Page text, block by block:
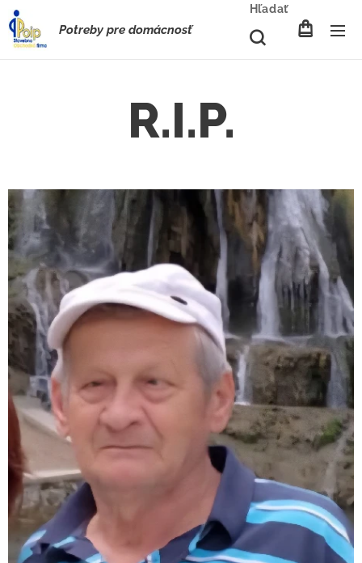
Potreby pre domácnosť
Hľadať
R.I.P.